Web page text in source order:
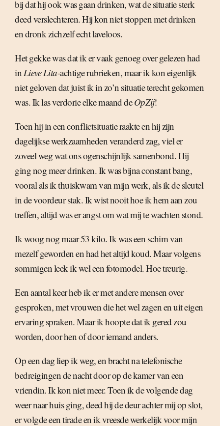
bij dat hij ook was gaan drinken, wat de situatie sterk
deed verslechteren. Hij kon niet stoppen met drinken
en dronk zichzelf echt laveloos.
Het gekke was dat ik er vaak genoeg over gelezen had
in Lieve Lita-achtige rubrieken, maar ik kon eigenlijk
niet geloven dat juist ik in zo’n situatie terecht gekomen
was. Ik las verdorie elke maand deOpZij!
Toen hij in een conflictsituatie raakte en hij zijn
dagelijkse werkzaamheden veranderd zag, viel er
zoveel weg wat ons ogenschijnlijk samenbond. Hij
ging nog meer drinken. Ik was bijna constant bang,
vooral als ik thuiskwam van mijn werk, als ik de sleutel
in de voordeur stak. Ik wist nooit hoe ik hem aan zou
treffen, altijd was er angst om wat mij te wachten stond.
Ik woog nog maar 53 kilo. Ik was een schim van
mezelf geworden en had het altijd koud. Maar volgens
sommigen leek ik wel een fotomodel. Hoe treurig.
Een aantal keer heb ik er met andere mensen over
gesproken, met vrouwen die het wel zagen en uit eigen
ervaring spraken. Maar ik hoopte dat ik gered zou
worden, door hen of door iemand anders.
Op een dag liep ik weg, en bracht na telefonische
bedreigingen de nacht door op de kamer van een
vriendin. Ik kon niet meer. Toen ik de volgende dag
weer naar huis ging, deed hij de deur achter mij op slot,
er volgde een tirade en ik vreesde werkelijk voor mijn